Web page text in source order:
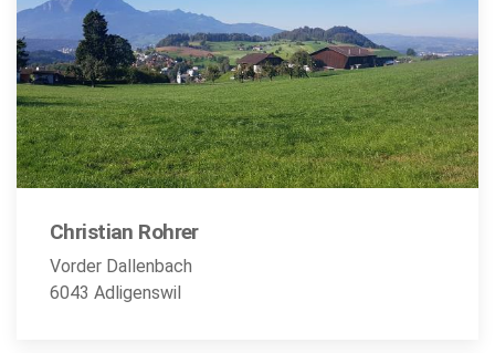
Christian Rohrer
Vorder Dallenbach
6043 Adligenswil